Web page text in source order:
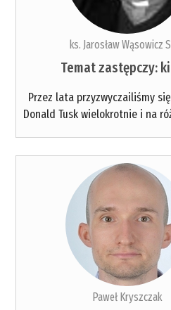
ks. Jarosław Wąsowicz
Temat zastępczy:
Przez lata przyzwyczailiśmy
Donald Tusk wielokrotnie i na
Paweł Kryszczak